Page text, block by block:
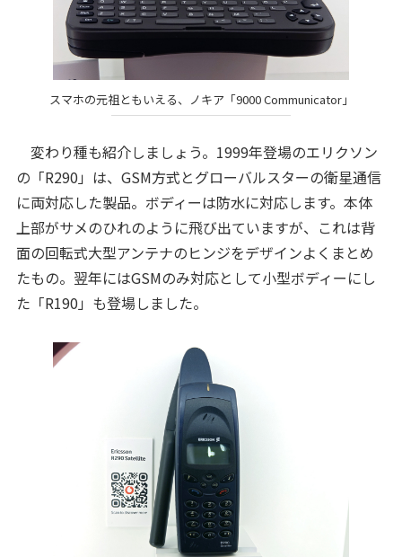
スマホの元祖ともいえる、ノキア「9000 Communicator」
変わり種も紹介しましょう。1999年登場のエリクソン
の「R290」は、GSM方式とグローバルスターの衛星通信
に両対応した製品。ボディーは防水に対応します。本体
上部がサメのひれのように飛び出ていますが、これは背
面の回転式大型アンテナのヒンジをデザインよくまとめ
たもの。翌年にはGSMのみ対応として小型ボディーにし
た「R190」も登場しました。